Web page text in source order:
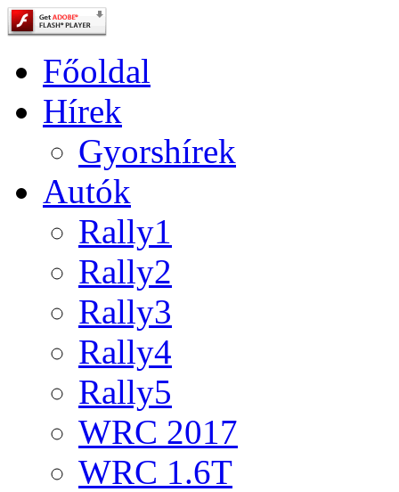
Főoldal
Hírek
Gyorshírek
Autók
Rally1
Rally2
Rally3
Rally4
Rally5
WRC 2017
WRC 1.6T